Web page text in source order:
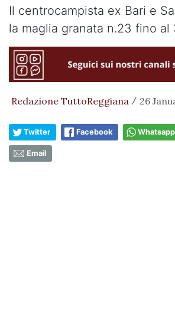
Il centrocampista ex Bari e
la maglia granata n.23 fino al
Redazione TuttoReggiana / 26
Twitter Facebook Whatsapp
Email